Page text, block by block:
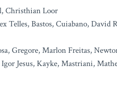
Christhian Loor
Telles, Bastos, Cuiabano,
Gregore, Marlon Freitas,
Jesus, Kayke, Mastriani,